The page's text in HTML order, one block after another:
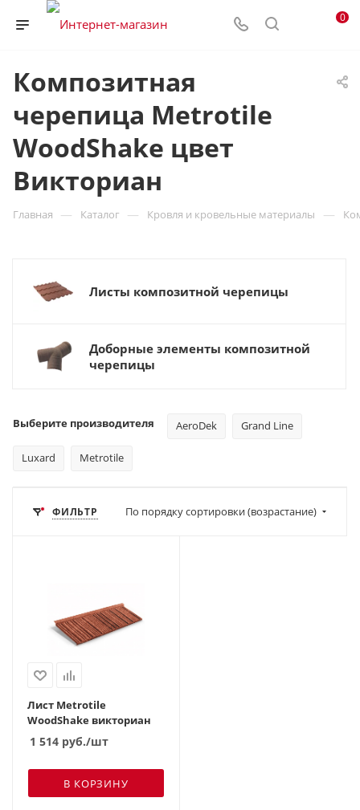
0
Композитная
черепица Metrotile
WoodShake цвет
Викториан
Главная — Каталог — Кровля и кровельные материалы —
Листы композитной черепицы
Доборные элементы композитной
черепицы
Выберите производителя AeroDek Grand Line
Luxard Metrotile
ФИЛЬТР По порядку сортировки (возрастание)
Лист Metrotile
WoodShake викториан
1 514 руб./шт
В КОРЗИНУ